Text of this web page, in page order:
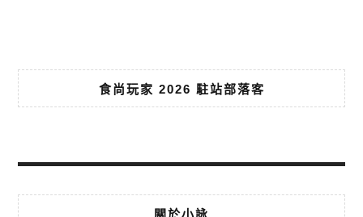
食尚玩家 2026 駐站部落客
關於小詠